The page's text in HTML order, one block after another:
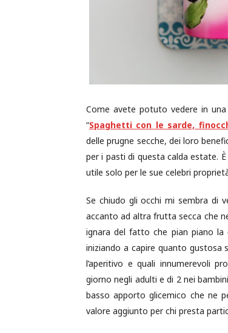
Come avete potuto vedere in una
“Spaghetti con le sarde,
delle prugne secche, dei loro
per i pasti di questa calda estate.
utile solo per le sue celebri
Se chiudo gli occhi mi sembra di
accanto ad altra frutta secca che
ignara del fatto che pian piano la
iniziando a capire quanto gustosa
l’aperitivo e quali innumerevoli
giorno negli adulti e di 2 nei
basso apporto glicemico che ne
valore aggiunto per chi presta